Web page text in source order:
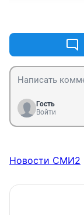
Гость
Войти
Новости СМИ2